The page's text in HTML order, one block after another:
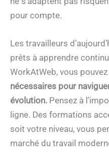
pour compte.
Les travailleurs
prêts à apprendre
WorkAtWeb, vous pouvez
nécessaires pour
évolution. Pensez à
ligne. Des formations
soit votre niveau, vous
marché du travail